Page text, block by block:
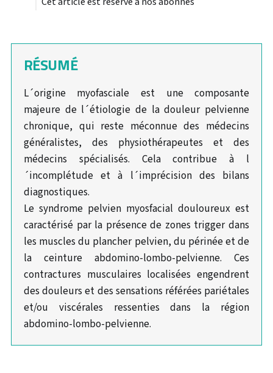
RÉSUMÉ
L´origine myofasciale est une composante
majeure de l´étiologie de la douleur pelvienne
chronique, qui reste méconnue des médecins
généralistes, des physiothérapeutes et des
médecins spécialisés. Cela contribue à l
´incomplétude et à l´imprécision des bilans
diagnostiques.
Le syndrome pelvien myosfacial douloureux est
caractérisé par la présence de zones trigger dans
les muscles du plancher pelvien, du périnée et de
la ceinture abdomino-lombo-pelvienne. Ces
contractures musculaires localisées engendrent
des douleurs et des sensations référées pariétales
et/ou viscérales ressenties dans la région
abdomino-lombo-pelvienne.